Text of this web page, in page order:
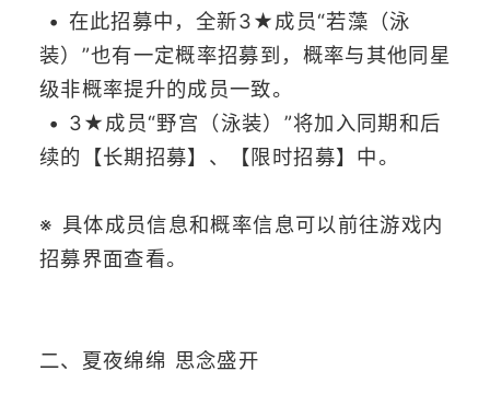
• 在此招募中，全新3★成员“若藻（泳
装）”也有一定概率招募到，概率与其他同星
级非概率提升的成员一致。
• 3★成员“野宫（泳装）”将加入同期和后
续的【长期招募】、【限时招募】中。
※ 具体成员信息和概率信息可以前往游戏内
招募界面查看。
二、夏夜绵绵 思念盛开